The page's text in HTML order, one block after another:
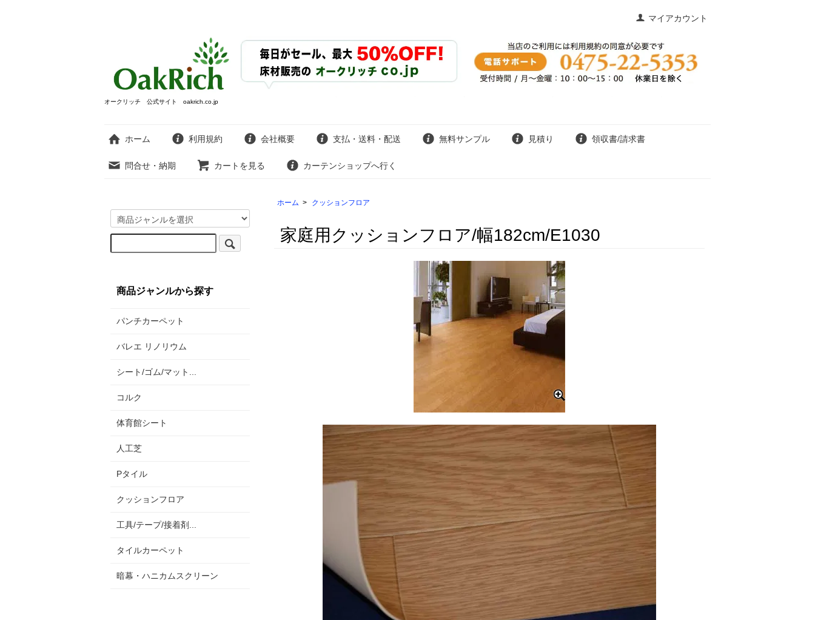
マイアカウント
オークリッチ 公式サイト oakrich.co.jp
ホーム 利用規約 会社概要 支払・送料・配送 無料サンプル 見積り 領収書/請求書
問合せ・納期 カートを見る カーテンショップへ行く
ホーム > クッションフロア
家庭用クッションフロア/幅182cm/E1030
商品ジャンルから探す
パンチカーペット
バレエ リノリウム
シート/ゴム/マット...
コルク
体育館シート
人工芝
Pタイル
クッションフロア
工具/テープ/接着剤...
タイルカーペット
暗幕・ハニカムスクリーン